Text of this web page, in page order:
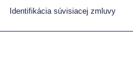
Identifikácia súvisiacej zmluvy